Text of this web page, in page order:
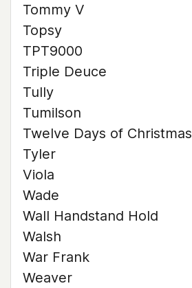
Tommy V
Topsy
TPT9000
Triple Deuce
Tully
Tumilson
Twelve Days of Christmas
Tyler
Viola
Wade
Wall Handstand Hold
Walsh
War Frank
Weaver